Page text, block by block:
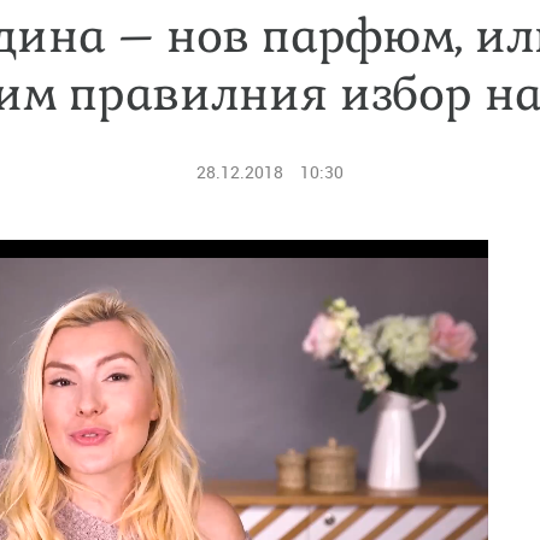
– нов парфюм,
правилния избор
28.12.2018 10:30